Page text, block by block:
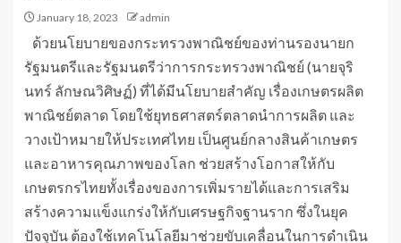
January 18, 2023 admin
ด้วยนโยบายของกระทรวงพาณิชย์ของท่านรองนายก
รัฐมนตรีและรัฐมนตรีว่าการกระทรวงพาณิชย์ (นายจุริ
นทร์ ลักษณวิศิษฏ์) ที่ได้มีนโยบายสำคัญ เรื่องเกษตรผลิต
พาณิชย์ตลาด โดยใช้ยุทธศาสตร์ตลาดนำการผลิต และ
วางเป้าหมายให้ประเทศไทย เป็นศูนย์กลางสินค้าเกษตร
และอาหารคุณภาพของโลก ช่วยสร้างโอกาสให้กับ
เกษตรกรไทยทั้งเรื่องของการเพิ่มรายได้และการเสริม
สร้างความแข็งแกร่งให้กับเศรษฐกิจฐานราก ซึ่งในยุค
ปัจจุบัน ต้องใช้เทคโนโลยีมาช่วยขับเคลื่อนในการดำเนิน